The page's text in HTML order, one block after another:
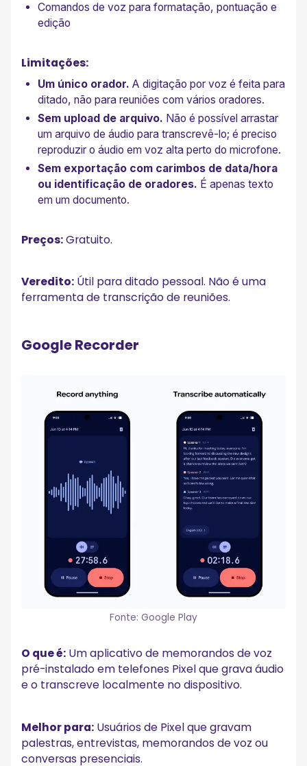
Comandos de voz para formatação, pontuação e
edição
Limitações:
Um único orador. A digitação por voz é feita para
ditado, não para reuniões com vários oradores.
Sem upload de arquivo. Não é possível arrastar
um arquivo de áudio para transcrevê-lo; é preciso
reproduzir o áudio em voz alta perto do microfone.
Sem exportação com carimbos de data/hora
ou identificação de oradores. É apenas texto
em um documento.
Preços:Gratuito.
Veredito: Útil para ditado pessoal. Não é uma
ferramenta de transcrição de reuniões.
Google Recorder
Fonte: Google Play
O que é: Um aplicativo de memorandos de voz
pré-instalado em telefones Pixel que grava áudio
e o transcreve localmente no dispositivo.
Melhor para: Usuários de Pixel que gravam
palestras, entrevistas, memorandos de voz ou
conversas presenciais.